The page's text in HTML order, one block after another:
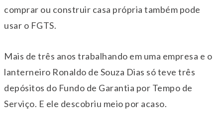
comprar ou construir casa própria também pode
usar o FGTS.
Mais de três anos trabalhando em uma empresa e o
lanterneiro Ronaldo de Souza Dias só teve três
depósitos do Fundo de Garantia por Tempo de
Serviço. E ele descobriu meio por acaso.